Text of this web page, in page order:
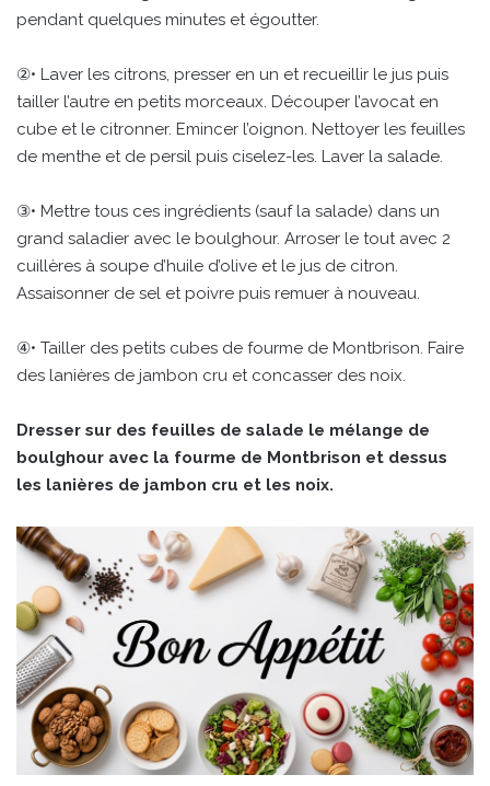
pendant quelques minutes et égoutter.
②• Laver les citrons, presser en un et recueillir le jus puis
tailler l’autre en petits morceaux. Découper l’avocat en
cube et le citronner. Emincer l’oignon. Nettoyer les feuilles
de menthe et de persil puis ciselez-les. Laver la salade.
③• Mettre tous ces ingrédients (sauf la salade) dans un
grand saladier avec le boulghour. Arroser le tout avec 2
cuillères à soupe d’huile d’olive et le jus de citron.
Assaisonner de sel et poivre puis remuer à nouveau.
④• Tailler des petits cubes de fourme de Montbrison. Faire
des lanières de jambon cru et concasser des noix.
Dresser sur des feuilles de salade le mélange de
boulghour avec la fourme de Montbrison et dessus
les lanières de jambon cru et les noix.